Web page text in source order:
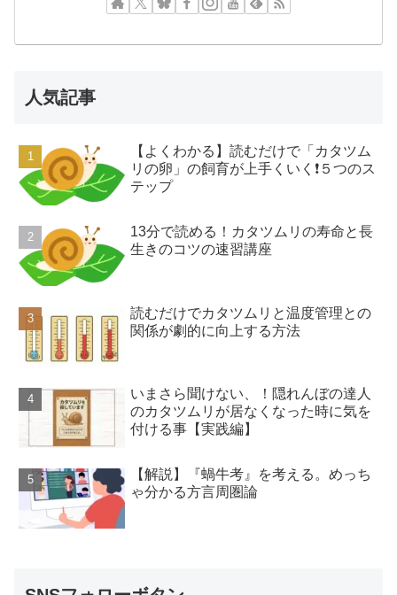
人気記事
【よくわかる】読むだけで「カタツム
リの卵」の飼育が上手くいく❗️５つのス
テップ
13分で読める！カタツムリの寿命と長
生きのコツの速習講座
読むだけでカタツムリと温度管理との
関係が劇的に向上する方法
いまさら聞けない、！隠れんぼの達人
のカタツムリが居なくなった時に気を
付ける事【実践編】
【解説】『蝸牛考』を考える。めっち
ゃ分かる方言周圏論